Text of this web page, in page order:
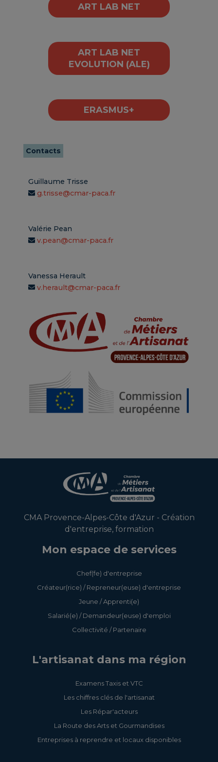
ART LAB NET
ART LAB NET
EVOLUTION (ALE)
ERASMUS+
Contacts
Guillaume Trisse
g.trisse@cmar-paca.fr
Valérie Pean
v.pean@cmar-paca.fr
Vanessa Herault
v.herault@cmar-paca.fr
CMA Provence-Alpes-Côte d'Azur - Création
d'entreprise, formation
Mon espace de services
Chef(fe) d'entreprise
Créateur(rice) / Repreneur(euse) d'entreprise
Jeune / Apprenti(e)
Salarié(e) / Demandeur(euse) d'emploi
Collectivité / Partenaire
L'artisanat dans ma région
Examens Taxis et VTC
Les chiffres clés de l'artisanat
Les Répar'acteurs
La Route des Arts et Gourmandises
Entreprises à reprendre et locaux disponibles